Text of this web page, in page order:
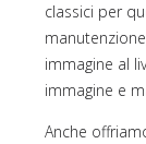
classici per
immagine al
immagine e
Anche